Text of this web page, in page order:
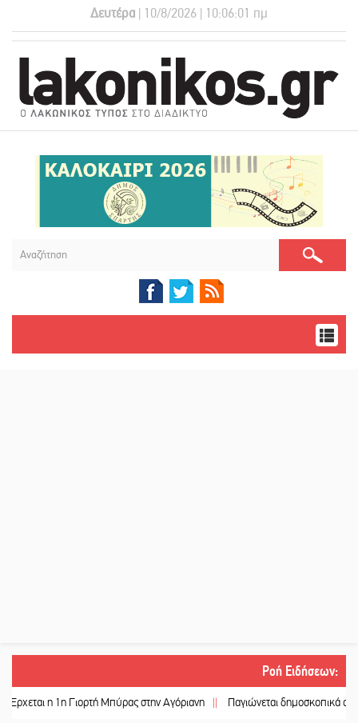
Δευτέρα | 10/8/2026 | 10:06:02 πμ
Ροή Ειδήσεων:
η 1η Γιορτή Μπύρας στην Αγόριανη || Παγιώνεται δημοσκοπικά ο…